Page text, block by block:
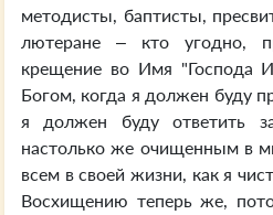
методисты, баптисты,
лютеране – кто угодно,
крещение во Имя "Господа
Богом, когда я должен буду
я должен буду ответить
настолько же очищенным в
всем в своей жизни, как я
Восхищению теперь же,